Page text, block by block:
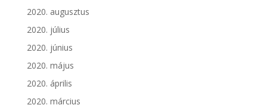
2020. augusztus
2020. július
2020. június
2020. május
2020. április
2020. március